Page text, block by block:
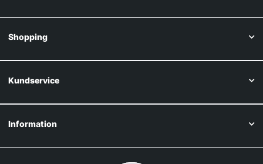
Shopping
Kundservice
Information